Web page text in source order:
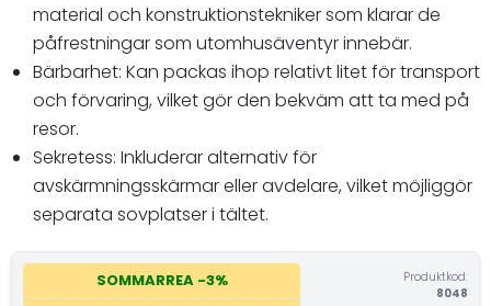
material och konstruktionstekniker som klarar de
påfrestningar som utomhusäventyr innebär.
Bärbarhet: Kan packas ihop relativt litet för transport
och förvaring, vilket gör den bekväm att ta med på
resor.
Sekretess: Inkluderar alternativ för
avskärmningsskärmar eller avdelare, vilket möjliggör
separata sovplatser i tältet.
SOMMARREA -3%
Produktkod:
8048